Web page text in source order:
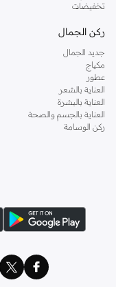
تخفيضات
ركن الجمال
جديد الجمال
مكياج
عطور
العناية بالشعر
العناية بالبشرة
العناية بالجسم والصحة
ركن الوسامة